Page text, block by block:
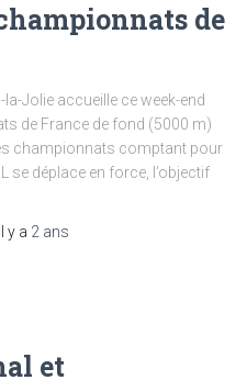
de
la-Jolie accueille ce week-end
de France de fond (5000 m)
championnats comptant pour
se déplace en force, l’objectif
, il y a 2 ans
et